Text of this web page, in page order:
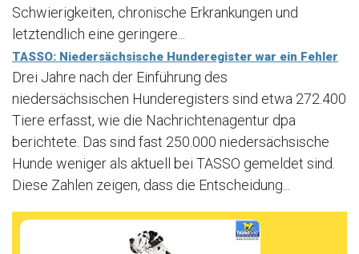
Schwierigkeiten, chronische Erkrankungen und
letztendlich eine geringere...
TASSO: Niedersächsische Hunderegister war ein Fehler
Drei Jahre nach der Einführung des
niedersächsischen Hunderegisters sind etwa 272.400
Tiere erfasst, wie die Nachrichtenagentur dpa
berichtete. Das sind fast 250.000 niedersächsische
Hunde weniger als aktuell bei TASSO gemeldet sind.
Diese Zahlen zeigen, dass die Entscheidung...